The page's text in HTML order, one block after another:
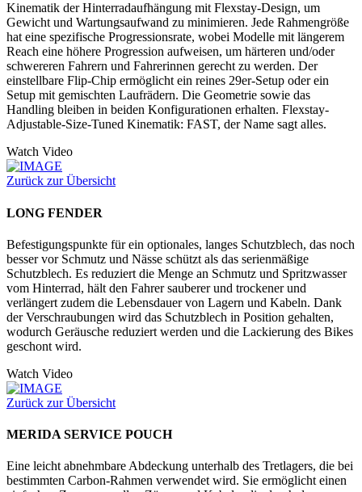
Kinematik der Hinterradaufhängung mit Flexstay-Design, um
Gewicht und Wartungsaufwand zu minimieren. Jede Rahmengröße
hat eine spezifische Progressionsrate, wobei Modelle mit längerem
Reach eine höhere Progression aufweisen, um härteren und/oder
schwereren Fahrern und Fahrerinnen gerecht zu werden. Der
einstellbare Flip-Chip ermöglicht ein reines 29er-Setup oder ein
Setup mit gemischten Laufrädern. Die Geometrie sowie das
Handling bleiben in beiden Konfigurationen erhalten. Flexstay-
Adjustable-Size-Tuned Kinematik: FAST, der Name sagt alles.
Watch Video
Zurück zur Übersicht
LONG FENDER
Befestigungspunkte für ein optionales, langes Schutzblech, das noch
besser vor Schmutz und Nässe schützt als das serienmäßige
Schutzblech. Es reduziert die Menge an Schmutz und Spritzwasser
vom Hinterrad, hält den Fahrer sauberer und trockener und
verlängert zudem die Lebensdauer von Lagern und Kabeln. Dank
der Verschraubungen wird das Schutzblech in Position gehalten,
wodurch Geräusche reduziert werden und die Lackierung des Bikes
geschont wird.
Watch Video
Zurück zur Übersicht
MERIDA SERVICE POUCH
Eine leicht abnehmbare Abdeckung unterhalb des Tretlagers, die bei
bestimmten Carbon-Rahmen verwendet wird. Sie ermöglicht einen